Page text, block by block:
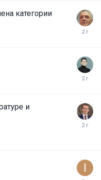
категории
и